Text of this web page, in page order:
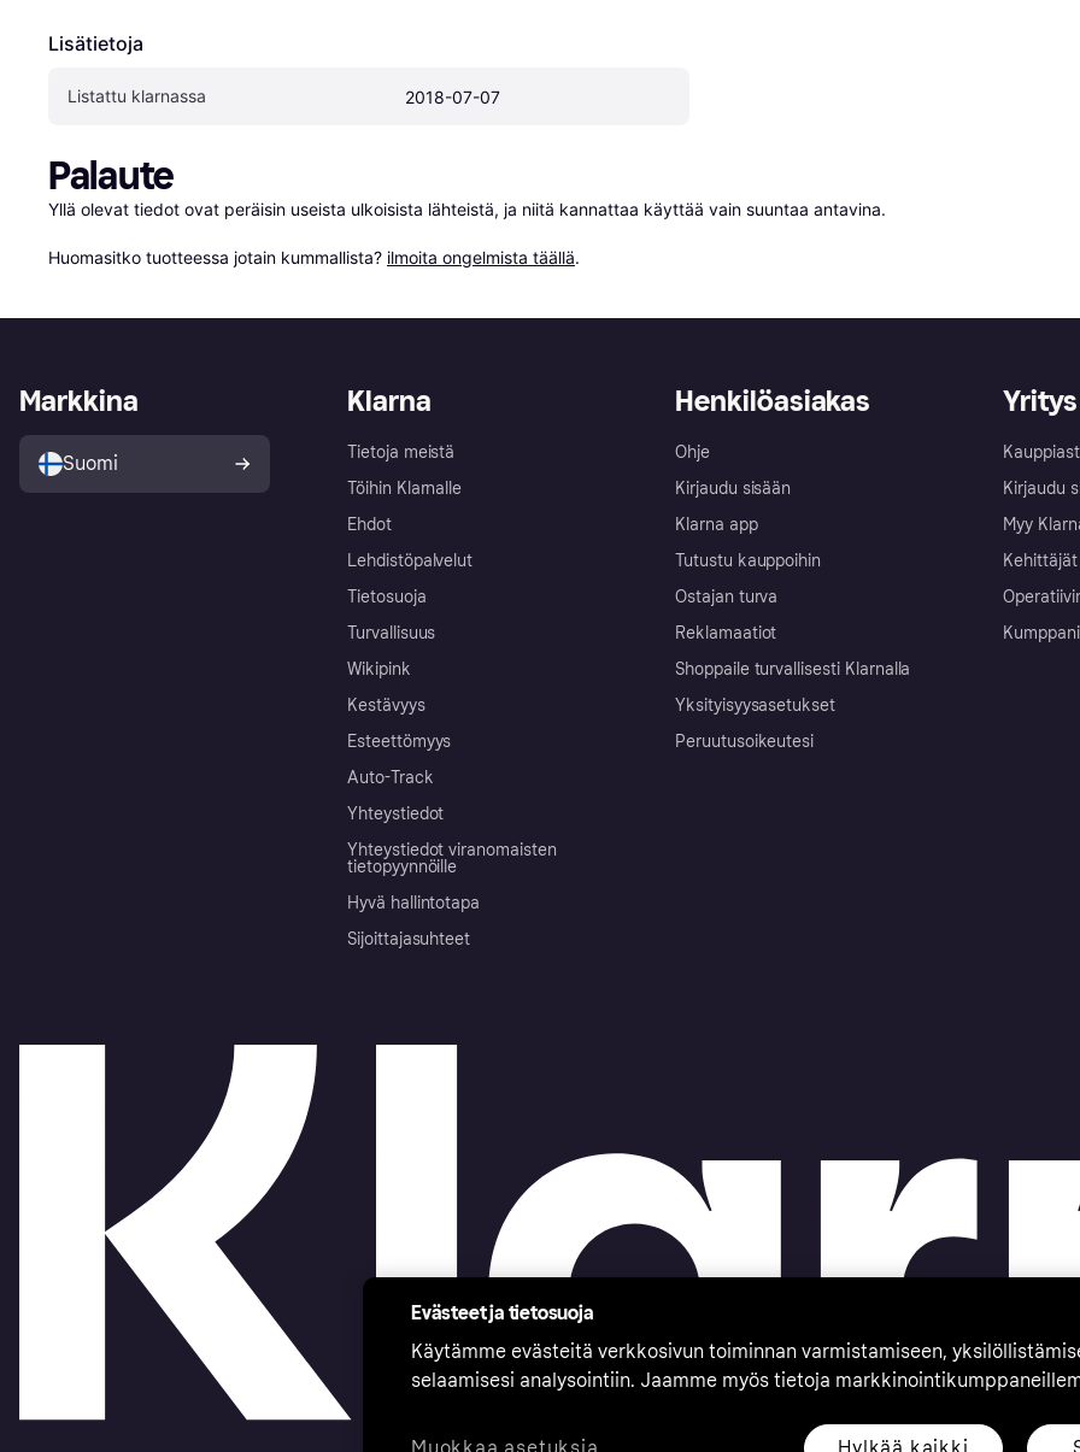
Lisätietoja
Listattu klarnassa 2018-07-07
Palaute
Yllä olevat tiedot ovat peräisin useista ulkoisista lähteistä, ja niitä kannattaa käyttää vain suuntaa antavina.
Huomasitko tuotteessa jotain kummallista? ilmoita ongelmista täällä.
Klarna
Tietoja meistä
Töihin Klarnalle
Ehdot
Lehdistöpalvelut
Tietosuoja
Turvallisuus
Wikipink
Kestävyys
Esteettömyys
Auto-Track
Yhteystiedot
Yhteystiedot viranomaisten
tietopyynnöille
Hyvä hallintotapa
Sijoittajasuhteet
Henkilöasiakas
Ohje
Kirjaudu sisään
Klarna app
Tutustu kauppoihin
Ostajan turva
Reklamaatiot
Shoppaile turvallisesti Klarnalla
Yksityisyysasetukset
Peruutusoikeutesi
Yritys
Kirjaudu
Myy
Kehittäjät
Markkina
Suomi
Evästeet ja tietosuoja
Käytämme evästeitä verkkosivun toiminnan varmistamiseen,
selaamisesi analysointiin. Jaamme myös tietoja